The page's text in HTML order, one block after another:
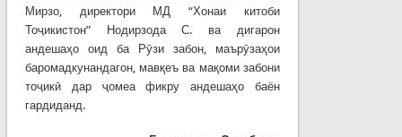
Мирзо, директори МД “Хонаи китоби
Тоҷикистон” Нодирзода С. ва дигарон
андешаҳо оид ба Рӯзи забон, маърӯзаҳои
баромадкунандагон, мавқеъ ва мақоми забони
тоҷикӣ дар ҷомеа фикру андешаҳо баён
гардиданд.